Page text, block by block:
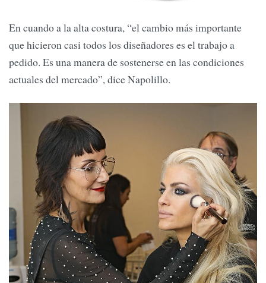
En cuando a la alta costura, “el cambio más importante
que hicieron casi todos los diseñadores es el trabajo a
pedido. Es una manera de sostenerse en las condiciones
actuales del mercado”, dice Napolillo.